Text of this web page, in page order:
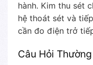
hành. Kim thu sét
hệ thoát sét và
cần đo điện trở
Câu Hỏi